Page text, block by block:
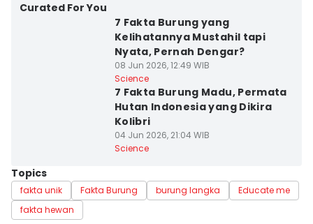
Curated For You
7 Fakta Burung yang
Kelihatannya Mustahil tapi
Nyata, Pernah Dengar?
08 Jun 2026, 12:49 WIB
Science
7 Fakta Burung Madu, Permata
Hutan Indonesia yang Dikira
Kolibri
04 Jun 2026, 21:04 WIB
Science
Topics
fakta unik Fakta Burung burung langka
Educate me
fakta hewan